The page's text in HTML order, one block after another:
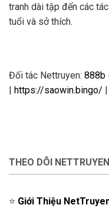
tranh dài tập đến các
tuổi và sở thích.
Đối tác Nettruyen: 888b
https://saowin.bingo/
THEO DÕI NETTRUYEN
⭐️ Giới Thiệu